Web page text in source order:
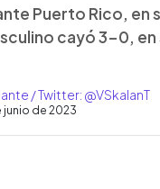
Puerto Rico,
cayó 3-0,
/ Twitter: @VSkalanT
junio de 2023